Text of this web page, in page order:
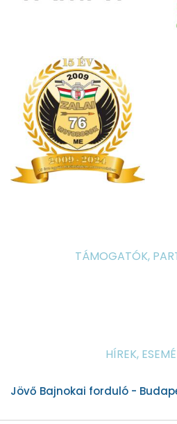
TÁMOGATÓK,
HÍREK,
Jövő Bajnokai forduló -